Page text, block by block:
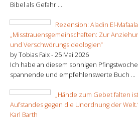
Bibel als Gefahr ...
Rezension: Aladin El-
„Misstrauensgemeinschaften: Zur
und Verschwörungsideologien“
by Tobias Faix -25 Mai 2026
Ich habe an diesem sonnigen
spannende und empfehlenswerte Buch ...
„Hände zum Gebet falten
Aufstandes gegen die Unordnung der
Karl Barth